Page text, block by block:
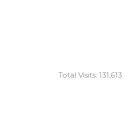
Total Visits: 131,613